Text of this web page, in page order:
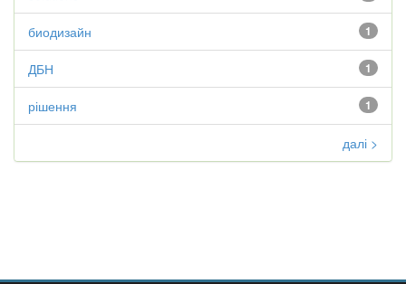
1
биодизайн
1
ДБН
1
рішення
далі >